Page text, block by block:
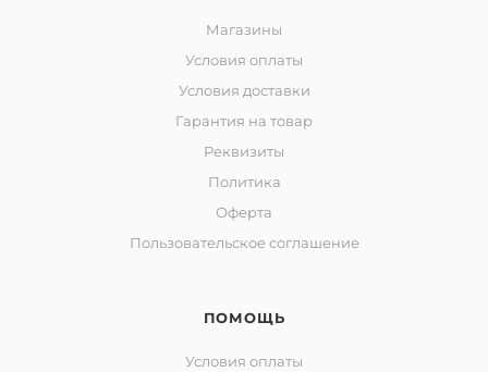
Магазины
Условия оплаты
Условия доставки
Гарантия на товар
Реквизиты
Политика
Оферта
Пользовательское соглашение
ПОМОЩЬ
Условия оплаты